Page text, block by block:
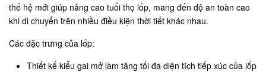
thế hệ mới giúp nâng cao tuổi thọ lốp, mang đến độ an toàn cao
khi di chuyển trên nhiều điều kiện thời tiết khác nhau.
Các đặc trưng của lốp:
Thiết kế kiểu gai mở làm tăng tối đa diện tích tiếp xúc của lốp